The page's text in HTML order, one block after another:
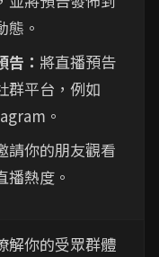
態。
： 將直播預告
群平台，例如
。
請你的朋友觀看
播熱度。
解你的受眾群體